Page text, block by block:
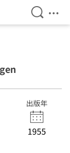
検索を
メ
出版年
1955